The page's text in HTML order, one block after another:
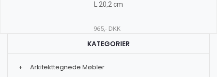
L 20,2 cm
965,- DKK
KATEGORIER
+
Arkitekttegnede Møbler